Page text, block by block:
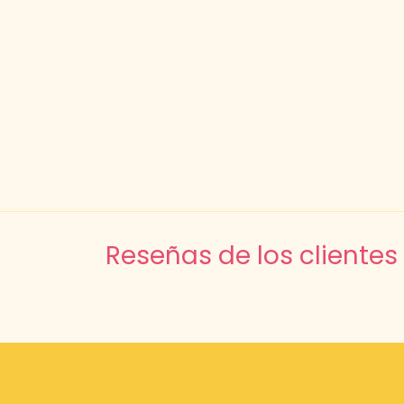
Reseñas de los clientes